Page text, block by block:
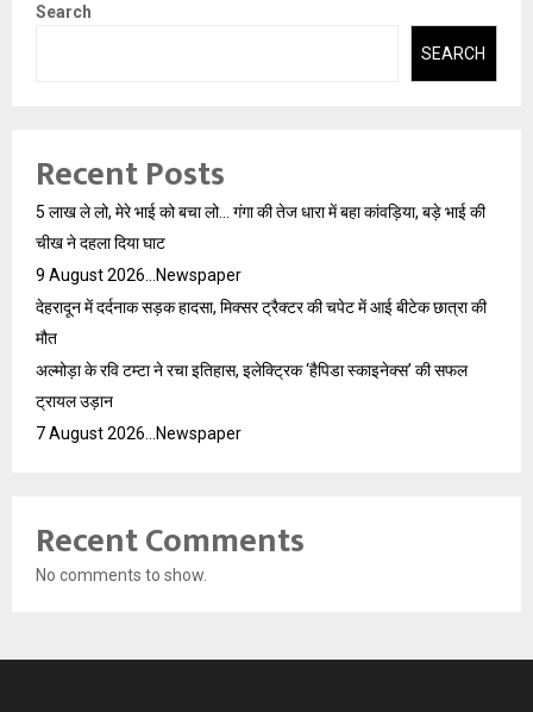
Search
SEARCH
Recent Posts
5 लाख ले लो, मेरे भाई को बचा लो… गंगा की तेज धारा में बहा कांवड़िया, बड़े भाई की
चीख ने दहला दिया घाट
9 August 2026…Newspaper
देहरादून में दर्दनाक सड़क हादसा, मिक्सर ट्रैक्टर की चपेट में आई बीटेक छात्रा की
मौत
अल्मोड़ा के रवि टम्टा ने रचा इतिहास, इलेक्ट्रिक ‘हैपिडा स्काइनेक्स’ की सफल
ट्रायल उड़ान
7 August 2026…Newspaper
Recent Comments
No comments to show.